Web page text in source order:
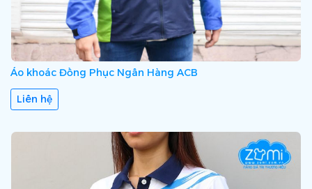
Áo khoác Đồng Phục Ngân Hàng ACB
Liên hệ